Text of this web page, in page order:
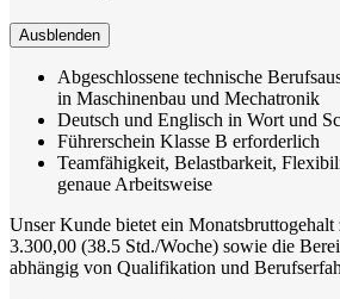
Ausblenden
Abgeschlossene technische
in Maschinenbau und Mechatronik
Deutsch und Englisch in Wort und
Führerschein Klasse B erforderlich
Teamfähigkeit, Belastbarkeit,
genaue Arbeitsweise
Unser Kunde bietet ein
3.300,00 (38.5 Std./Woche) sowie die
abhängig von Qualifikation und